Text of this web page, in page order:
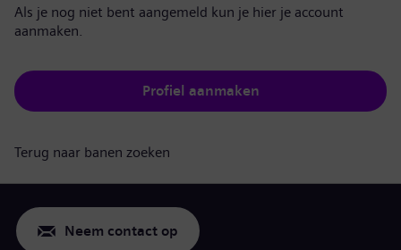
Als je nog niet bent aangemeld kun je hier je account
aanmaken.
Profiel aanmaken
Terug naar banen zoeken
Neem contact op